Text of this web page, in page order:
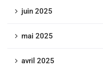
juin 2025
mai 2025
avril 2025